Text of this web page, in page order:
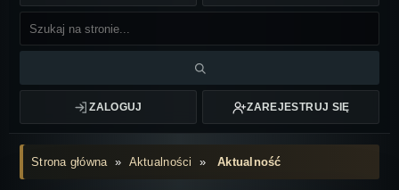
ZALOGUJ ZAREJESTRUJ SIĘ
Strona główna» Aktualności »Aktualność